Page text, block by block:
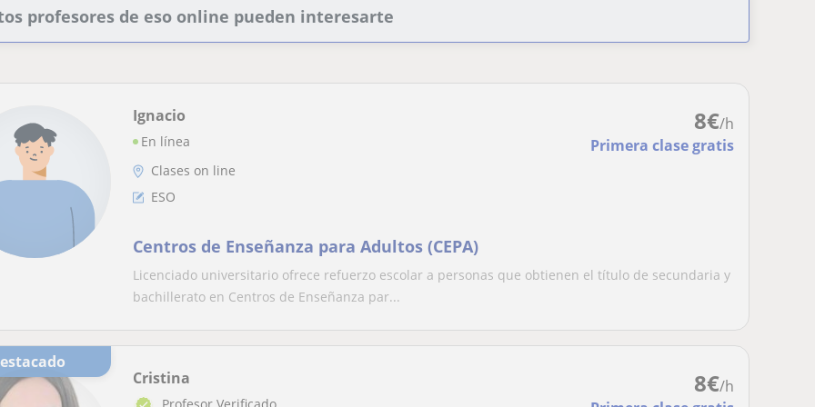
profesores de eso online pueden interesarte
8€/h
Primera clase gratis
Ignacio
En línea
Clases on line
ESO
Centros de Enseñanza para Adultos (CEPA)
Licenciado universitario ofrece refuerzo escolar a personas que obtienen el título de secundaria y
bachillerato en Centros de Enseñanza par...
Destacado
8€/h
Cristina